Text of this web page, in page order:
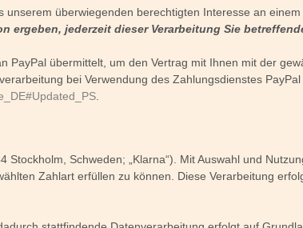
überwiegenden berechtigten Interesse an
jederzeit dieser Verarbeitung Sie
übermittelt, um den Vertrag mit Ihnen mit der
bei Verwendung des Zahlungsdienstes
Schweden; „Klarna“). Mit Auswahl und
Zahlart erfüllen zu können. Diese Verarbeitung